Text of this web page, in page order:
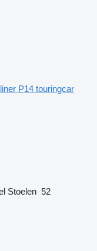
P14 touringcar
Stoelen 52